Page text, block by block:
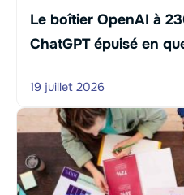
Le boîtier OpenAI à
ChatGPT épuisé en
19 juillet 2026